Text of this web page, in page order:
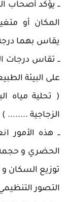
ــ يؤكد أصحاب
المكان أو
يقاس بهما
ــ تقاس
على البيئة
( تحلية مياه
الزجاجية ........ )
ــ هذه الأمور
الحضري و
توزيع السكان
التصور